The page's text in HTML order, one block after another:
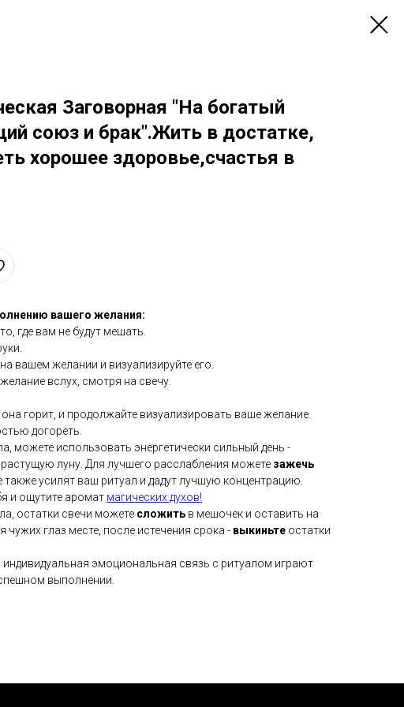
Заговорная "На богатый
союз и брак".Жить в достатке,
хорошее здоровье,счастья в
вашего желания:
где вам не будут мешать.
на вашем желании и визуализируйте его.
вслух, смотря на свечу.
она горит, и продолжайте визуализировать ваше желание.
догореть.
можете использовать энергетически сильный день -
луну. Для лучшего расслабления можете зажечь
также усилят ваш ритуал и дадут лучшую концентрацию.
и ощутите аромат магических духов!
остатки свечи можете сложить в мешочек и оставить на
чужих глаз месте, после истечения срока - выкиньте остатки
эмоциональная связь с ритуалом играют
выполнении.